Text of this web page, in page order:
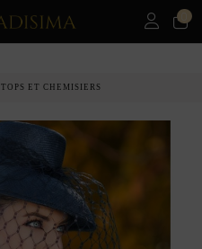
TOPS ET CHEMISIERS